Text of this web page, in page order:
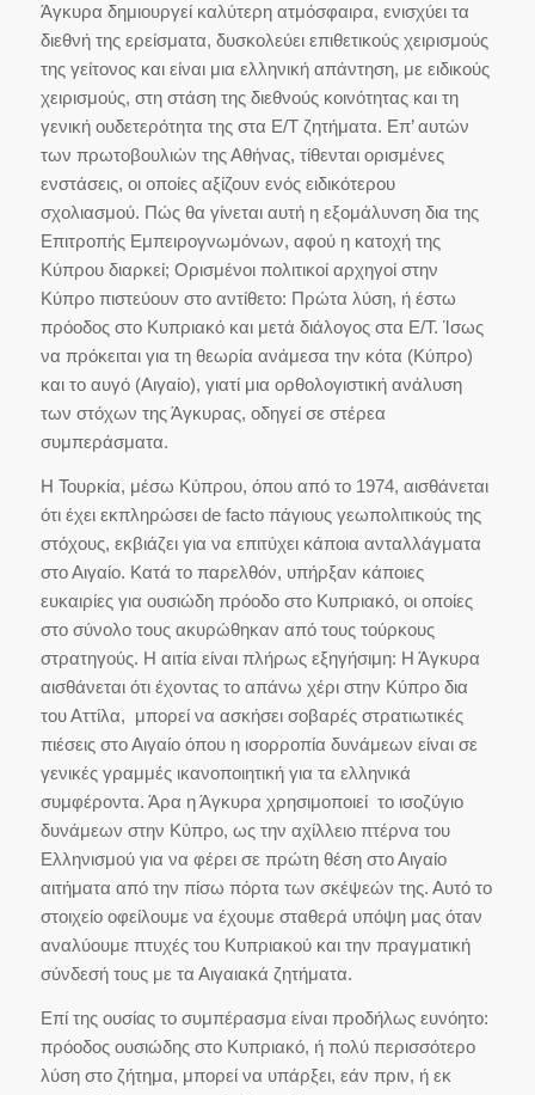
Άγκυρα δημιουργεί καλύτερη ατμόσφαιρα, ενισχύει τα
διεθνή της ερείσματα, δυσκολεύει επιθετικούς χειρισμούς
της γείτονος και είναι μια ελληνική απάντηση, με ειδικούς
χειρισμούς, στη στάση της διεθνούς κοινότητας και τη
γενική ουδετερότητα της στα Ε/Τ ζητήματα. Επ’ αυτών
των πρωτοβουλιών της Αθήνας, τίθενται ορισμένες
ενστάσεις, οι οποίες αξίζουν ενός ειδικότερου
σχολιασμού. Πώς θα γίνεται αυτή η εξομάλυνση δια της
Επιτροπής Εμπειρογνωμόνων, αφού η κατοχή της
Κύπρου διαρκεί; Ορισμένοι πολιτικοί αρχηγοί στην
Κύπρο πιστεύουν στο αντίθετο: Πρώτα λύση, ή έστω
πρόοδος στο Κυπριακό και μετά διάλογος στα Ε/Τ. Ίσως
να πρόκειται για τη θεωρία ανάμεσα την κότα (Κύπρο)
και το αυγό (Αιγαίο), γιατί μια ορθολογιστική ανάλυση
των στόχων της Άγκυρας, οδηγεί σε στέρεα
συμπεράσματα.
Η Τουρκία, μέσω Κύπρου, όπου από το 1974, αισθάνεται
ότι έχει εκπληρώσει de facto πάγιους γεωπολιτικούς της
στόχους, εκβιάζει για να επιτύχει κάποια ανταλλάγματα
στο Αιγαίο. Κατά το παρελθόν, υπήρξαν κάποιες
ευκαιρίες για ουσιώδη πρόοδο στο Κυπριακό, οι οποίες
στο σύνολο τους ακυρώθηκαν από τους τούρκους
στρατηγούς. Η αιτία είναι πλήρως εξηγήσιμη: Η Άγκυρα
αισθάνεται ότι έχοντας το απάνω χέρι στην Κύπρο δια
του Αττίλα, μπορεί να ασκήσει σοβαρές στρατιωτικές
πιέσεις στο Αιγαίο όπου η ισορροπία δυνάμεων είναι σε
γενικές γραμμές ικανοποιητική για τα ελληνικά
συμφέροντα. Άρα η Άγκυρα χρησιμοποιεί το ισοζύγιο
δυνάμεων στην Κύπρο, ως την αχίλλειο πτέρνα του
Ελληνισμού για να φέρει σε πρώτη θέση στο Αιγαίο
αιτήματα από την πίσω πόρτα των σκέψεών της. Αυτό το
στοιχείο οφείλουμε να έχουμε σταθερά υπόψη μας όταν
αναλύουμε πτυχές του Κυπριακού και την πραγματική
σύνδεσή τους με τα Αιγαιακά ζητήματα.
Επί της ουσίας το συμπέρασμα είναι προδήλως ευνόητο:
πρόοδος ουσιώδης στο Κυπριακό, ή πολύ περισσότερο
λύση στο ζήτημα, μπορεί να υπάρξει, εάν πριν, ή εκ